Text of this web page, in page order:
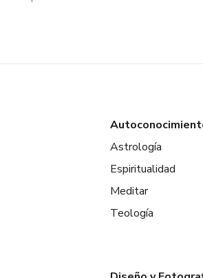
Astrología
Espiritualidad
Meditar
Teología